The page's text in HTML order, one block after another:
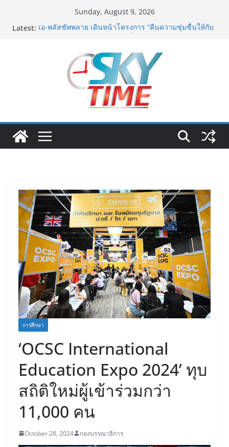
Sunday, August 9, 2026
Latest: เอ-พลัสซัพพลาย เดินหน้าโครงการ “คืนความชุ่มชื้นให้กับ
ภัยทั่วทุกพื้นที่
รฟท. เปิดเวทีรับฟังความคิดเห็นประชาชน ครั้งที่ 2
โครงการรถไฟฟ้าสายสีแดงเข้ม “วงเวียนใหญ่–มหาชัย”
เดินหน้าพัฒนาโครงการบนพื้นฐานข้อเท็จจริงและการมี
เจบีซี มวยอาชีพแห่งญี่ปุ่น พร้อมสนับสนุนนักมวยชาวไทย
“เสี่ยนริส”แนะเพิ่มไฟท์แฟ็กซ์ เว็บรับรองสถิติมวย หลัง
บล็อกเล็ก ผิดพลาด
พิตบลู ศิษย์ทรายทอง กำปั้นดาวรุ่งวัย 15 ปีตัวแทน
จ.พะเยาควงกำปั้นชนะน็อค ณัฐพัฒน์ ทองไสล กำปั้นรุ่นพี่
ภารกิจตำรวจจราจรโครงการพระราชดำริ นำส่งอวัยวะ
หัวใจ ดวงที่ 184 สำเร็จลุล่วง ณ รพ.ศิริราช
การศึกษา
‘OCSC International
Education Expo 2024’ ทุบ
สถิติใหม่ผู้เข้าร่วมกว่า
11,000 คน
October 28, 2024 กองบรรณาธิการ